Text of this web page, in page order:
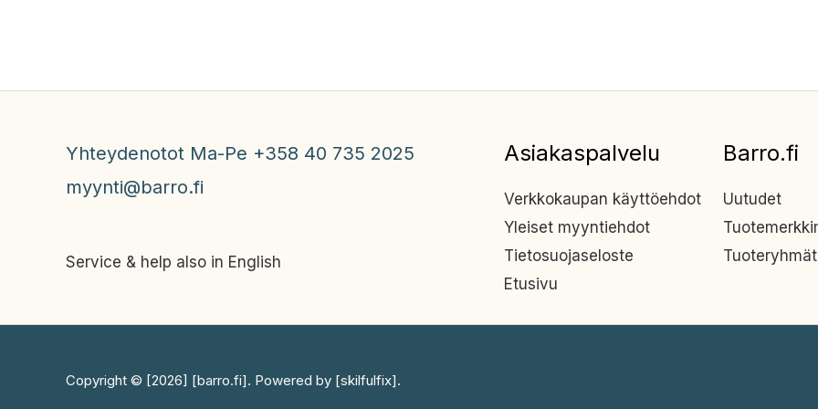
Yhteydenotot Ma-Pe +358 40 735 2025
myynti@barro.fi
Service & help also in English
Asiakaspalvelu
Verkkokaupan käyttöehdot
Yleiset myyntiehdot
Tietosuojaseloste
Etusivu
Barro.fi
Uutudet
Tuoteryhmät
Copyright © [2026] [barro.fi]. Powered by [skilfulfix].